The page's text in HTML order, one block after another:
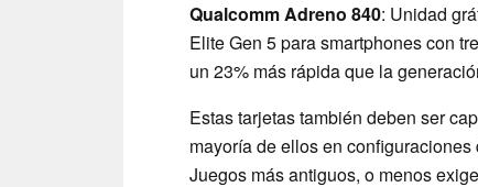
Qualcomm Adreno 840: Unidad
Elite Gen 5 para smartphones con
un 23% más rápida que la
Estas tarjetas también deben ser
mayoría de ellos en
Juegos más antiguos, o menos